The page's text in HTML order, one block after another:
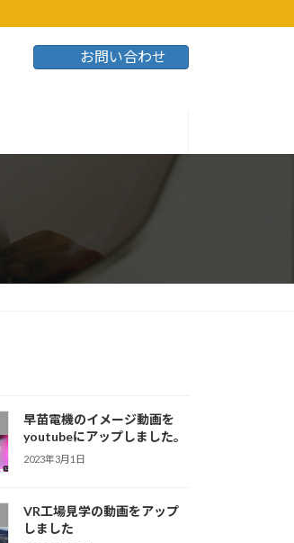
お問い合わせ
早苗電機のイメージ動画を
youtubeにアップしました。
2023年3月1日
VR工場見学の動画をアップ
しました